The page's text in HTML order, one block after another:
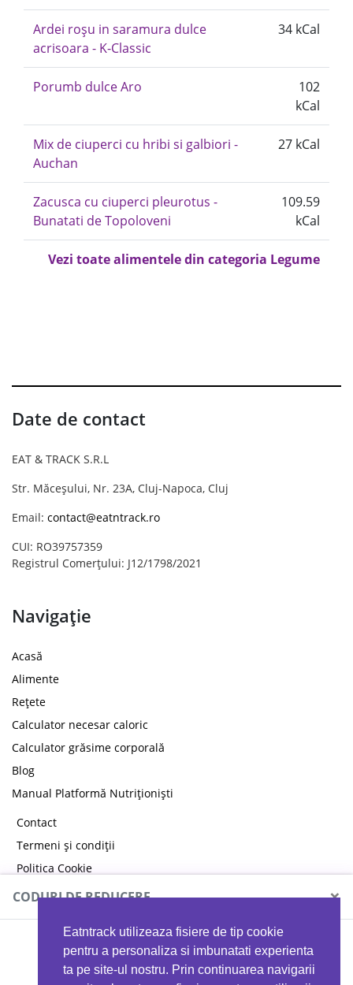
Eatntrack utilizeaza fisiere de tip cookie
pentru a personaliza si imbunatati experienta
ta pe site-ul nostru. Prin continuarea navigarii
Ardei roșu in saramura dulce
acrisoara - K-Classic
34 kCal
Porumb dulce Aro
102
kCal
Mix de ciuperci cu hribi si galbiori -
Auchan
27 kCal
Zacusca cu ciuperci pleurotus -
Bunatati de Topoloveni
109.59
kCal
Vezi toate alimentele din categoria Legume
Date de contact
EAT & TRACK S.R.L
Str. Măceșului, Nr. 23A, Cluj-Napoca, Cluj
Email: contact@eatntrack.ro
CUI: RO39757359
Registrul Comerțului: J12/1798/2021
Navigație
Acasă
Alimente
Rețete
Calculator necesar caloric
Calculator grăsime corporală
Blog
Manual Platformă Nutriționiști
Contact
Termeni și condiții
Politica Cookie
Politica de confidențialitate
CODURI DE REDUCERE ×
MYPROTEIN